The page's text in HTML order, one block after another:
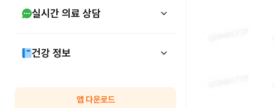
실시간 의료 상담
건강 정보
앱 다운로드